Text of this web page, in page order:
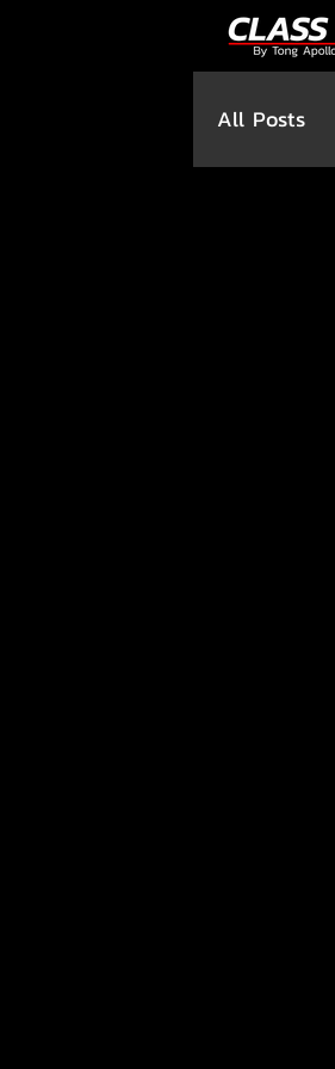
All Posts